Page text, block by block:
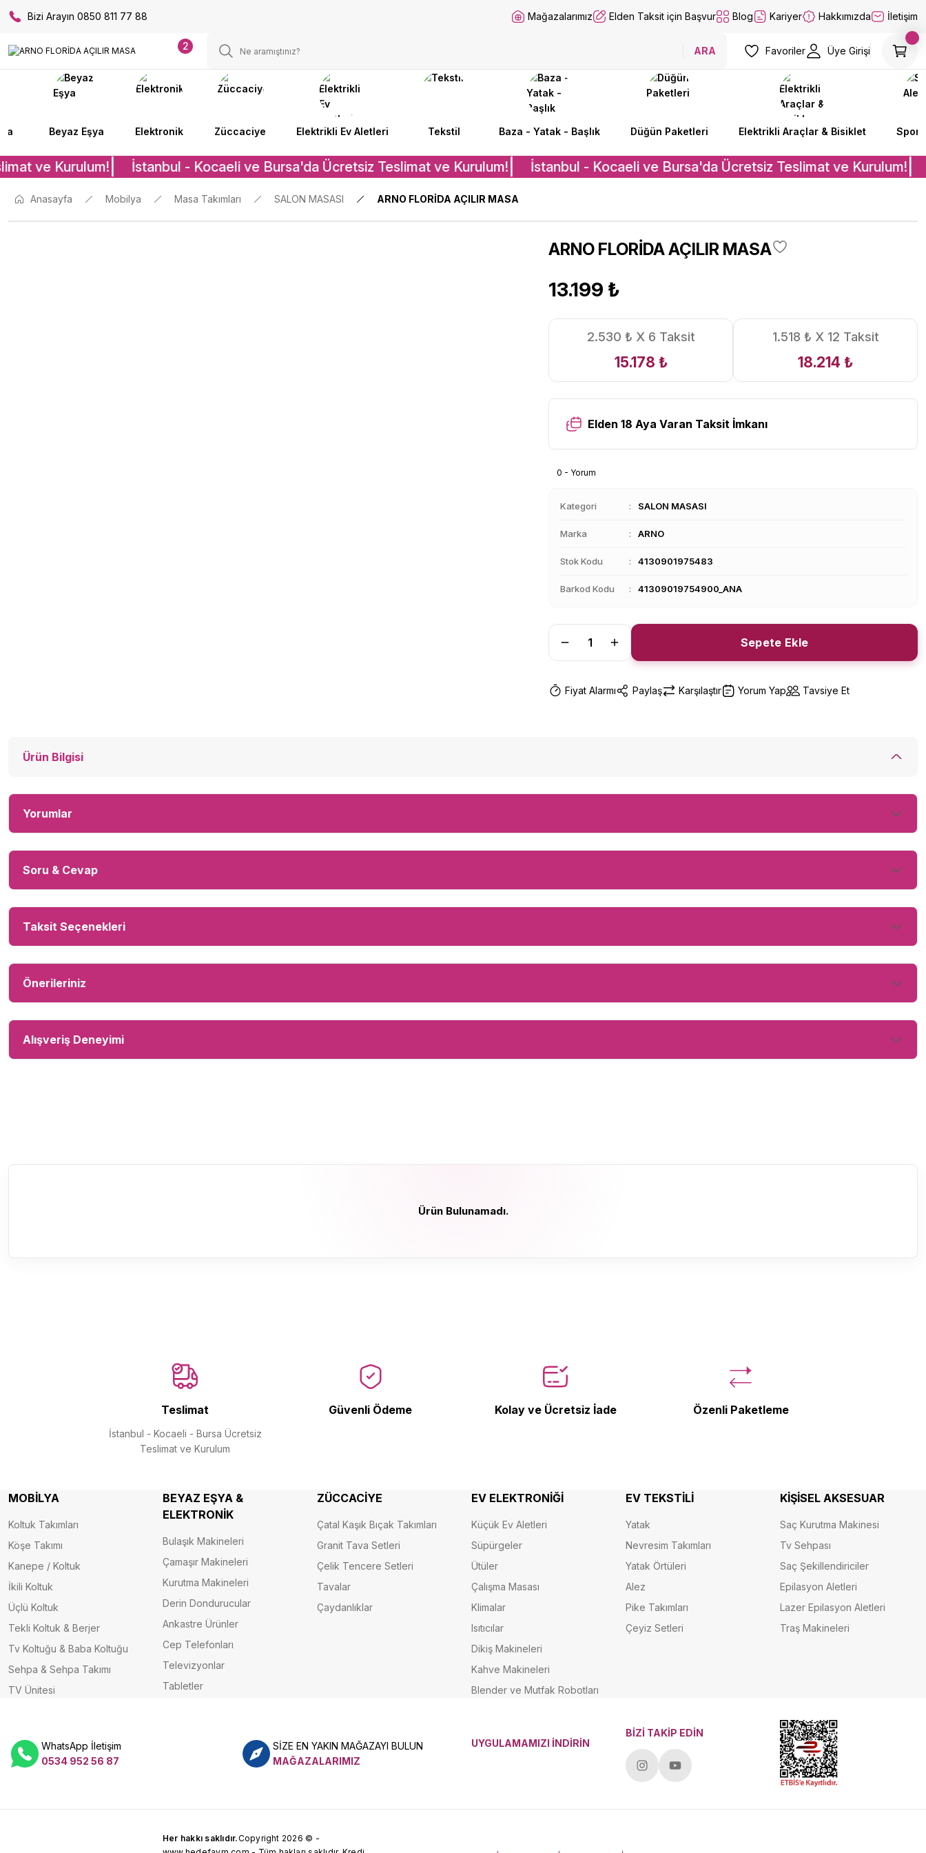
Bizi Arayın 0850 811 77 88 Mağazalarımız Elden Taksit için Başvur Blog Kariyer Hakkımızda İletişim
2 ARA Favoriler Üye Girişi
Beyaz Eşya Elektronik Züccaciye Elektrikli Ev Aletleri Tekstil Baza - Yatak - Başlık Düğün Paketleri Elektrikli Araçlar & Bisiklet Spor
ve Kurulum! İstanbul - Kocaeli ve Bursa'da Ücretsiz Teslimat ve Kurulum! İstanbul - Kocaeli ve Bursa'da Ücretsiz Teslimat ve Kurulum!
Anasayfa Mobilya Masa Takımları SALON MASASI ARNO FLORİDA AÇILIR MASA
ARNO FLORİDA AÇILIR MASA
13.199 ₺
2.530 ₺ X 6 Taksit
15.178 ₺
1.518 ₺ X 12 Taksit
18.214 ₺
Elden 18 Aya Varan Taksit İmkanı
0 - Yorum
Kategori SALON MASASI
Marka ARNO
Stok Kodu 4130901975483
Barkod Kodu 41309019754900_ANA
Sepete Ekle
Fiyat Alarmı Paylaş Karşılaştır Yorum Yap Tavsiye Et
Ürün Bilgisi
Yorumlar
Soru & Cevap
Taksit Seçenekleri
Önerileriniz
Alışveriş Deneyimi
Ürün Bulunamadı.
Teslimat
İstanbul - Kocaeli - Bursa Ücretsiz
Teslimat ve Kurulum
Güvenli Ödeme Kolay ve Ücretsiz İade Özenli Paketleme
MOBİLYA
Koltuk Takımları
Köşe Takımı
Kanepe / Koltuk
İkili Koltuk
Üçlü Koltuk
Tekli Koltuk & Berjer
Tv Koltuğu & Baba Koltuğu
Sehpa & Sehpa Takımı
TV Ünitesi
BEYAZ EŞYA &
ELEKTRONİK
Bulaşık Makineleri
Çamaşır Makineleri
Kurutma Makineleri
Derin Dondurucular
Ankastre Ürünler
Cep Telefonları
Televizyonlar
Tabletler
ZÜCCACİYE
Çatal Kaşık Bıçak Takımları
Granit Tava Setleri
Çelik Tencere Setleri
Tavalar
Çaydanlıklar
EV ELEKTRONİĞİ
Küçük Ev Aletleri
Süpürgeler
Ütüler
Çalışma Masası
Klimalar
Isıtıcılar
Dikiş Makineleri
Kahve Makineleri
Blender ve Mutfak Robotları
EV TEKSTİLİ
Yatak
Nevresim Takımları
Yatak Örtüleri
Alez
Pike Takımları
Çeyiz Setleri
KİŞİSEL AKSESUAR
Saç Kurutma Makinesi
Tv Sehpası
Saç Şekillendiriciler
Epilasyon Aletleri
Lazer Epilasyon Aletleri
Traş Makineleri
WhatsApp İletişim
0534 952 56 87
SİZE EN YAKIN MAĞAZAYI BULUN
MAĞAZALARIMIZ
UYGULAMAMIZI İNDİRİN
BİZİ TAKİP EDİN
Her hakkı saklıdır.Copyright 2026 © -